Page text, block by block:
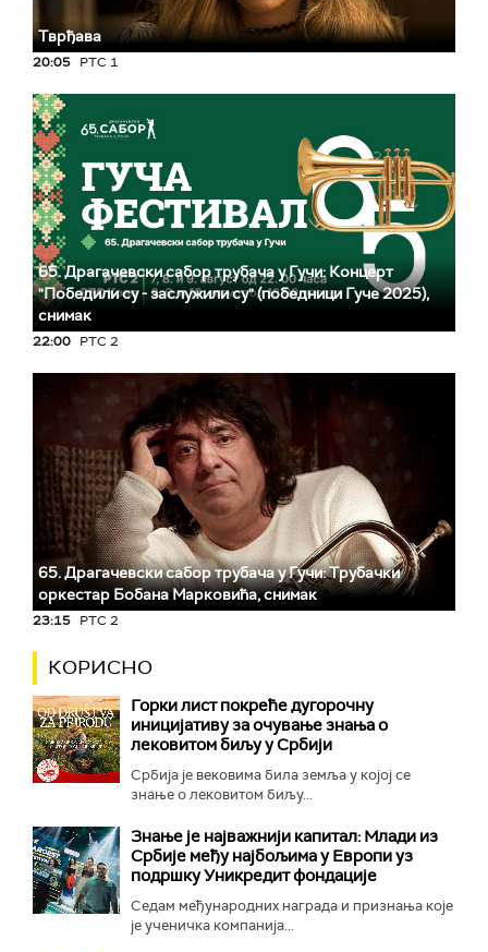
Тврђава
20:05 РТС 1
65. Драгачевски сабор трубача у Гучи: Концерт
"Победили су - заслужили су" (победници Гуче 2025),
снимак
22:00 РТС 2
65. Драгачевски сабор трубача у Гучи: Трубачки
оркестар Бобана Марковића, снимак
23:15 РТС 2
КОРИСНО
Горки лист покреће дугорочну
иницијативу за очување знања о
лековитом биљу у Србији
Србија је вековима била земља у којој се
знање о лековитом биљу...
Знање је најважнији капитал: Млади из
Србије међу најбољима у Европи уз
подршку Уникредит фондације
Седам међународних награда и признања које
је ученичка компанија...